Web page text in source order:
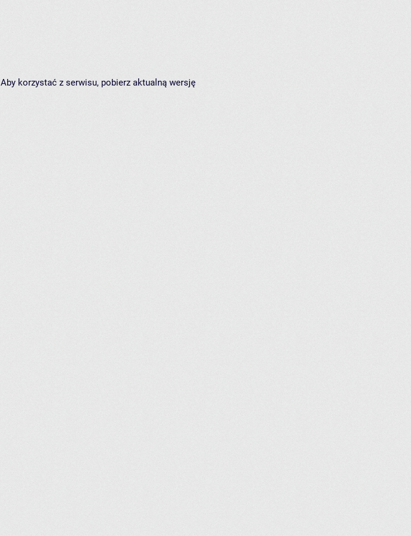
korzystać z serwisu, pobierz aktualną wersję